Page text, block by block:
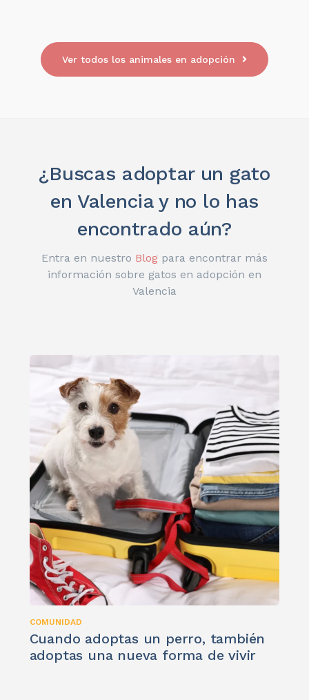
Ver todos los animales en adopción
¿Buscas adoptar un gato
en Valencia y no lo has
encontrado aún?
Entra en nuestro Blog para encontrar más
información sobre gatos en adopción en
Valencia
COMUNIDAD
Cuando adoptas un perro, también
adoptas una nueva forma de vivir